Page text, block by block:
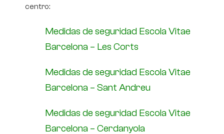
centro:
Medidas de seguridad Escola Vitae
Barcelona – Les Corts
Medidas de seguridad Escola Vitae
Barcelona – Sant Andreu
Medidas de seguridad Escola Vitae
Barcelona – Cerdanyola